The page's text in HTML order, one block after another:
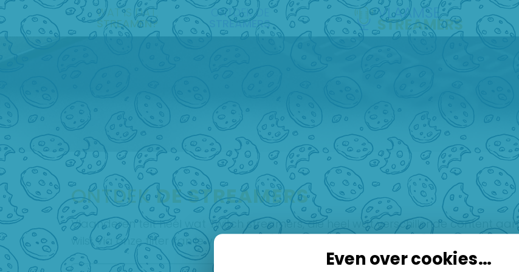
WAT IS DAT,
STREAMEN?
ONTDEK DE
STREAMERS
ONTDEKDE STREAMERS
Vlaanderen telt héél wat Twitch streamers, die heel wat verschillende content
wils! Via onze filter kan je verder uitsorteren welke content het best bij jou past. Veel
Even over cookies...